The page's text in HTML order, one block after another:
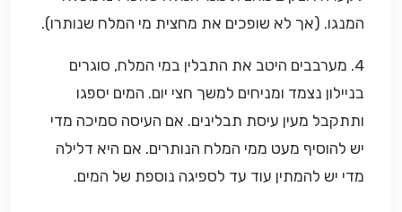
המנגו. (אך לא שופכים את מחצית מי המלח שנותרו).
4. מערבבים היטב את התבלין במי המלח, סוגרים
בניילון נצמד ומניחים למשך חצי יום. המים יספגו
ותתקבל מעין עיסת תבלינים. אם העיסה סמיכה מדי
יש להוסיף מעט ממי המלח הנותרים. אם היא דלילה
מדי יש להמתין עוד עד לספיגה נוספת של המים.